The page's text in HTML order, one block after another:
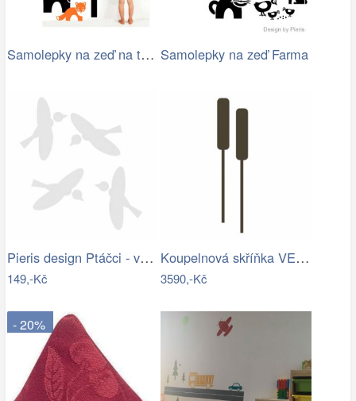
Samolepky na zeď na téma les Samolepky na zeď Farma
Pieris design Ptáčci - vybarvovací…
149,-Kč
Koupelnová skříňka VENOM bílá/dub…
3590,-Kč
- 20%